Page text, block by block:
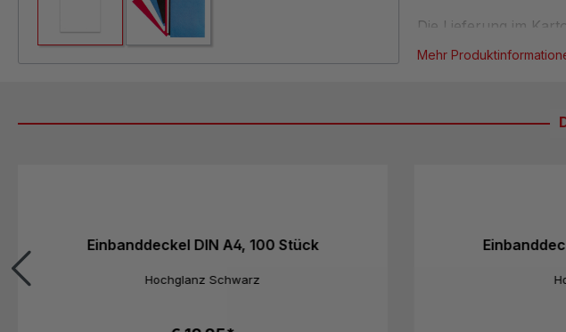
Die Lieferung im
Aufbewahrung. Ob
Mehr
Einbanddeckel DIN A4, 100 Stück
Hochglanz Schwarz